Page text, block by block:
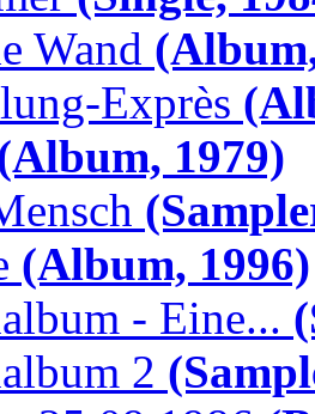
Wand
Exprès
1979)
(Album, 1996)
- Eine...
2